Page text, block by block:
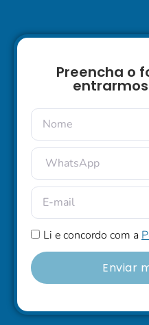
Preencha o
Li e concordo com a
Enviar